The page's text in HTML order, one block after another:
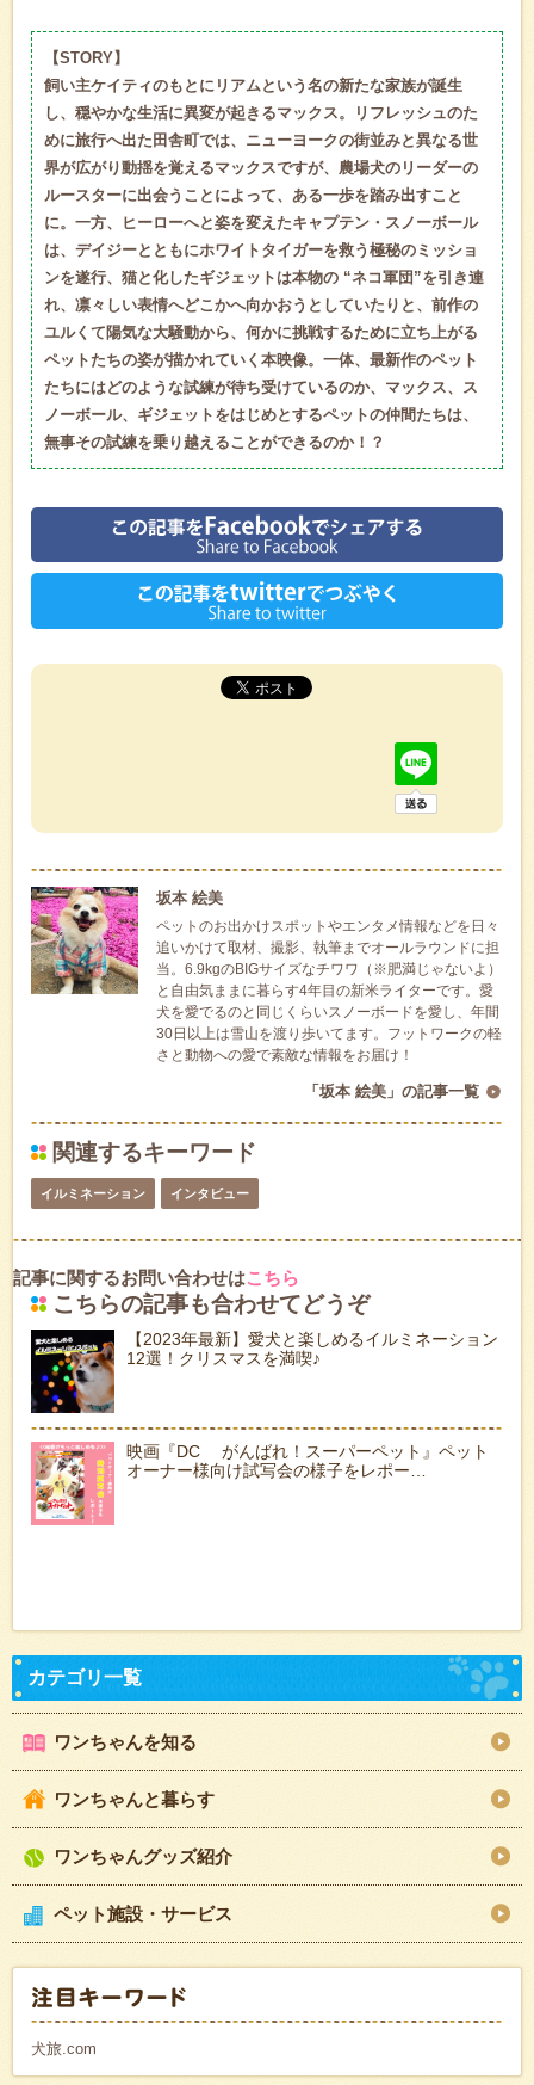
【STORY】
飼い主ケイティのもとにリアムという名の新たな家族が誕生
し、穏やかな生活に異変が起きるマックス。リフレッシュのた
めに旅行へ出た田舎町では、ニューヨークの街並みと異なる世
界が広がり動揺を覚えるマックスですが、農場犬のリーダーの
ルースターに出会うことによって、ある一歩を踏み出すこと
に。一方、ヒーローへと姿を変えたキャプテン・スノーボール
は、デイジーとともにホワイトタイガーを救う極秘のミッショ
ンを遂行、猫と化したギジェットは本物の “ネコ軍団”を引き連
れ、凛々しい表情へどこかへ向かおうとしていたりと、前作の
ユルくて陽気な大騒動から、何かに挑戦するために立ち上がる
ペットたちの姿が描かれていく本映像。一体、最新作のペット
たちにはどのような試練が待ち受けているのか、マックス、ス
ノーボール、ギジェットをはじめとするペットの仲間たちは、
無事その試練を乗り越えることができるのか！？
坂本 絵美
ペットのお出かけスポットやエンタメ情報などを日々
追いかけて取材、撮影、執筆までオールラウンドに担
当。6.9kgのBIGサイズなチワワ（※肥満じゃないよ）
と自由気ままに暮らす4年目の新米ライターです。愛
犬を愛でるのと同じくらいスノーボードを愛し、年間
30日以上は雪山を渡り歩いてます。フットワークの軽
さと動物への愛で素敵な情報をお届け！
「坂本 絵美」の記事一覧
関連するキーワード
イルミネーション インタビュー
記事に関するお問い合わせはこちら
こちらの記事も合わせてどうぞ
【2023年最新】愛犬と楽しめるイルミネーション
12選！クリスマスを満喫♪
映画『DC がんばれ！スーパーペット』ペット
オーナー様向け試写会の様子をレポー…
ワンちゃんを知る
ワンちゃんと暮らす
ワンちゃんグッズ紹介
ペット施設・サービス
犬旅.com